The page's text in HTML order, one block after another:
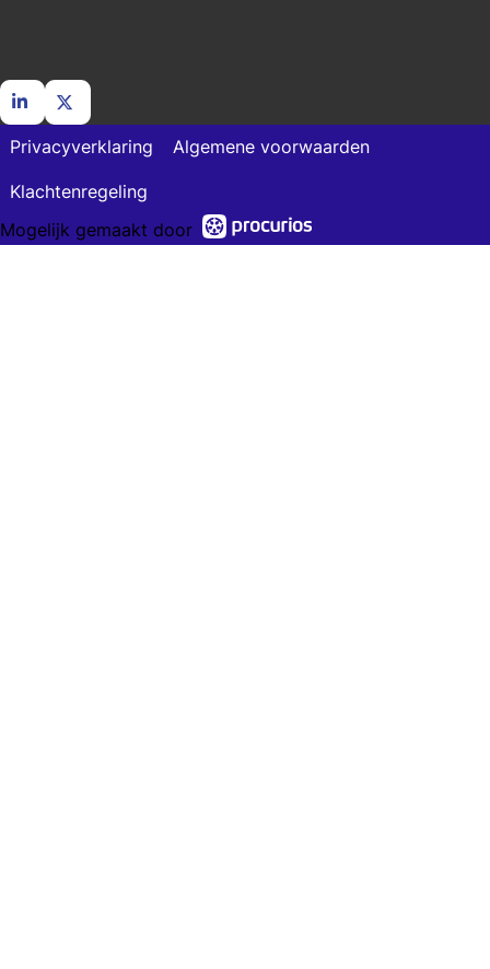
Ga
LinkedIn
naar
X
Privacyverklaring Algemene voorwaarden
Klachtenregeling
Mogelijk gemaakt door